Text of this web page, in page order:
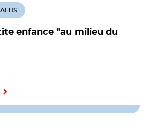
enfance "au milieu du